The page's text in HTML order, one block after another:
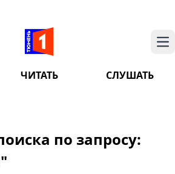
ЧИТАТЬ
СЛУШАТЬ
по запросу: